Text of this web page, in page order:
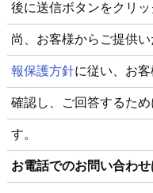
後に送信ボタンをクリッ
尚、お客様からご提供
報保護方針に従い、お
確認し、ご回答するた
す。
お電話でのお問い合わ